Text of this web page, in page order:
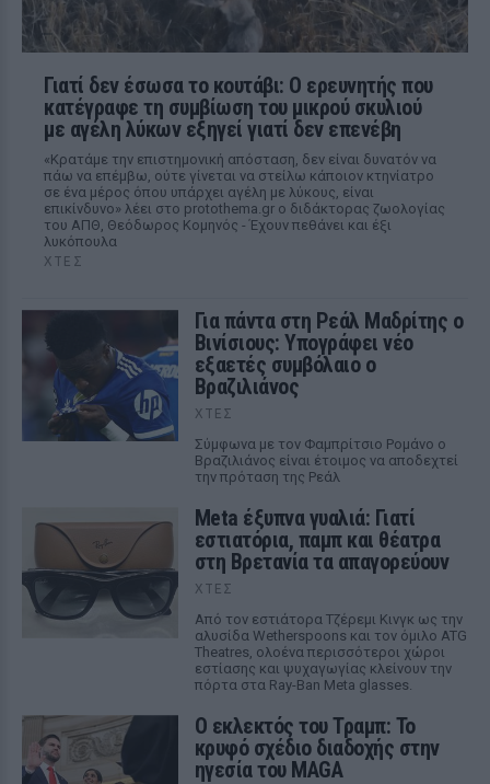
Γιατί δεν έσωσα το κουτάβι: Ο ερευνητής που
κατέγραφε τη συμβίωση του μικρού σκυλιού
με αγέλη λύκων εξηγεί γιατί δεν επενέβη
«Κρατάμε την επιστημονική απόσταση, δεν είναι δυνατόν να
πάω να επέμβω, ούτε γίνεται να στείλω κάποιον κτηνίατρο
σε ένα μέρος όπου υπάρχει αγέλη με λύκους, είναι
επικίνδυνο» λέει στο protothema.gr ο διδάκτορας ζωολογίας
του ΑΠΘ, Θεόδωρος Κομηνός - Έχουν πεθάνει και έξι
λυκόπουλα
ΧΤΕΣ
Για πάντα στη Ρεάλ Μαδρίτης ο
Βινίσιους: Υπογράφει νέο
εξαετές συμβόλαιο ο
Βραζιλιάνος
ΧΤΕΣ
Σύμφωνα με τον Φαμπρίτσιο Ρομάνο ο
Βραζιλιάνος είναι έτοιμος να αποδεχτεί
την πρόταση της Ρεάλ
Meta έξυπνα γυαλιά: Γιατί
εστιατόρια, παμπ και θέατρα
στη Βρετανία τα απαγορεύουν
ΧΤΕΣ
Από τον εστιάτορα Τζέρεμι Κινγκ ως την
αλυσίδα Wetherspoons και τον όμιλο ATG
Theatres, ολοένα περισσότεροι χώροι
εστίασης και ψυχαγωγίας κλείνουν την
πόρτα στα Ray-Ban Meta glasses.
Ο εκλεκτός του Τραμπ: Το
κρυφό σχέδιο διαδοχής στην
ηγεσία του MAGA